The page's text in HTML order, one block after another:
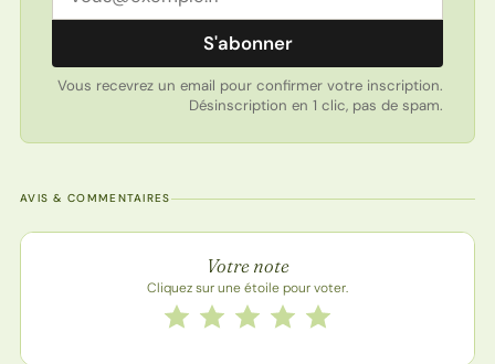
S'abonner
Vous recevrez un email pour confirmer votre inscription.
Désinscription en 1 clic, pas de spam.
AVIS & COMMENTAIRES
Note de la recette
Votre note
Cliquez sur une étoile pour voter.
Notez cette recette de 1 à 5 étoiles
5 étoiles
4 étoiles
3 étoiles
2 étoiles
1 étoile